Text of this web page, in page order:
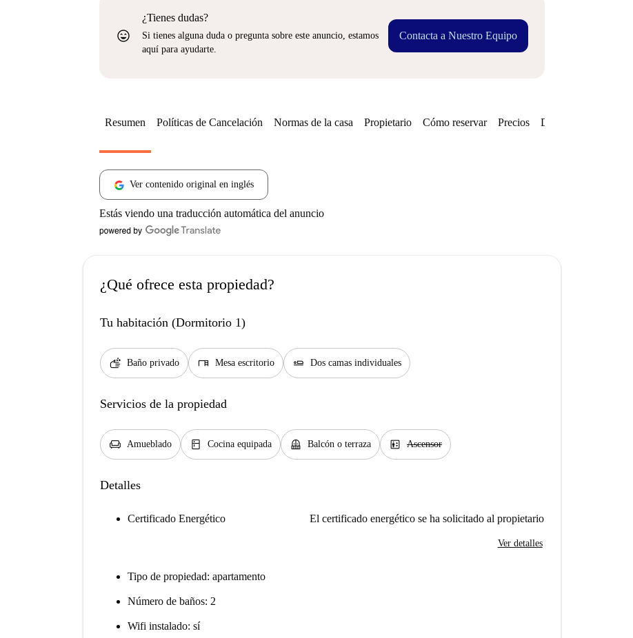
sentiment_very_satisfied
¿Tienes dudas?
Si tienes alguna duda o pregunta sobre este anuncio, estamos
aquí para ayudarte.
Contacta a Nuestro Equipo
Resumen Políticas de Cancelación Normas de la casa Propietario Cómo reservar Precios Disponibilidades
Ver contenido original en inglés
Estás viendo una traducción automática del anuncio
¿Qué ofrece esta propiedad?
Tu habitación (Dormitorio 1)
soap Baño privado desk Mesa escritorio airline_seat_flat Dos camas individuales
Servicios de la propiedad
chair Amueblado kitchen Cocina equipada balcony Balcón o terraza elevator Ascensor
Detalles
Certificado Energético El certificado energético se ha solicitado al propietario
Ver detalles
Tipo de propiedad: apartamento
Número de baños: 2
Wifi instalado: sí